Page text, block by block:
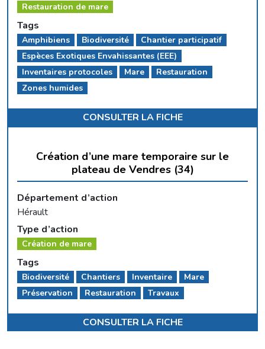
Restauration de mare
Tags
Amphibiens Biodiversité
Chantier participatif
Espèces Exotiques Envahissantes (EEE)
Inventaires protocoles
Mare
Restauration
Zones humides
CONSULTER LA FICHE
Création d’une mare temporaire sur le
plateau de Vendres (34)
Département d’action
Hérault
Type d’action
Création de mare
Tags
Biodiversité Chantiers Inventaire
Mare
Préservation
Restauration Travaux
CONSULTER LA FICHE